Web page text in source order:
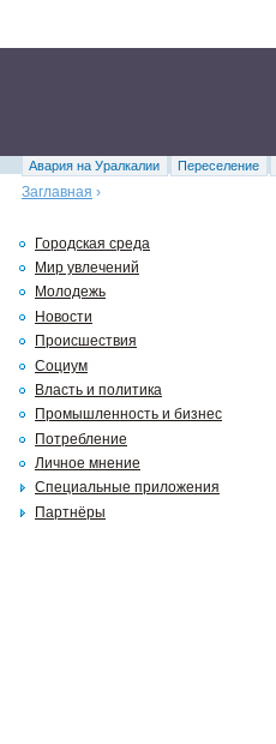
Авария на Уралкалии Переселение
Заглавная ›
Городская среда
Мир увлечений
Молодежь
Новости
Происшествия
Социум
Власть и политика
Промышленность и бизнес
Потребление
Личное мнение
Специальные приложения
Партнёры